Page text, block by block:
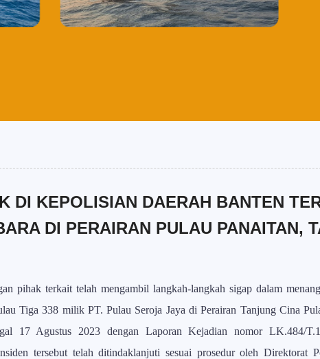
DI KEPOLISIAN DAERAH BANTEN
DI PERAIRAN PULAU PANAITAN,
pihak terkait telah mengambil langkah-langkah sigap dalam
Tiga 338 milik PT. Pulau Seroja Jaya di Perairan Tanjung Cina
17 Agustus 2023 dengan Laporan Kejadian nomor LK.484/
tersebut telah ditindaklanjuti sesuai prosedur oleh Direktorat